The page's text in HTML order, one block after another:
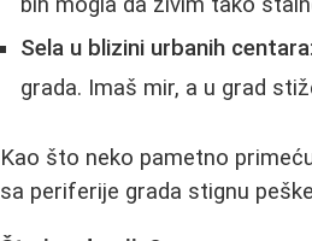
bih mogla da živim tako
Sela u blizini urbanih centara:
grada. Imaš mir, a u grad
Kao što neko pametno
sa periferije grada stignu